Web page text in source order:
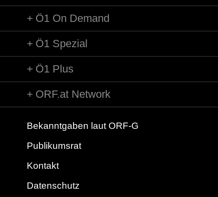
Ö1 On Demand
Ö1 Spezial
Ö1 Plus
ORF.at Network
Bekanntgaben laut ORF-G
Publikumsrat
Kontakt
Datenschutz